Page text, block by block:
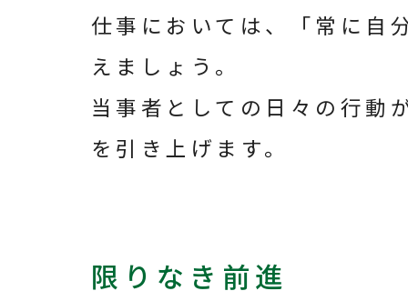
仕事においては、「常に自
えましょう。
当事者としての日々の行動
を引き上げます。
限りなき前進